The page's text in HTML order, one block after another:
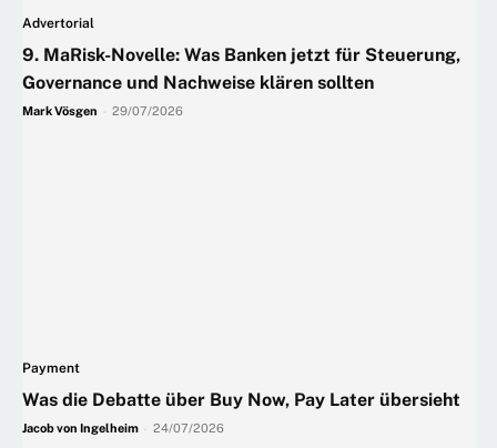
Advertorial
9. MaRisk-Novelle: Was Banken jetzt für Steuerung,
Governance und Nachweise klären sollten
Mark Vösgen 29/07/2026
Payment
Was die Debatte über Buy Now, Pay Later übersieht
Jacob von Ingelheim 24/07/2026